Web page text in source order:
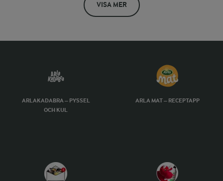
VISA MER
ARLAKADABRA – PYSSEL
OCH KUL
ARLA MAT – RECEPTAPP